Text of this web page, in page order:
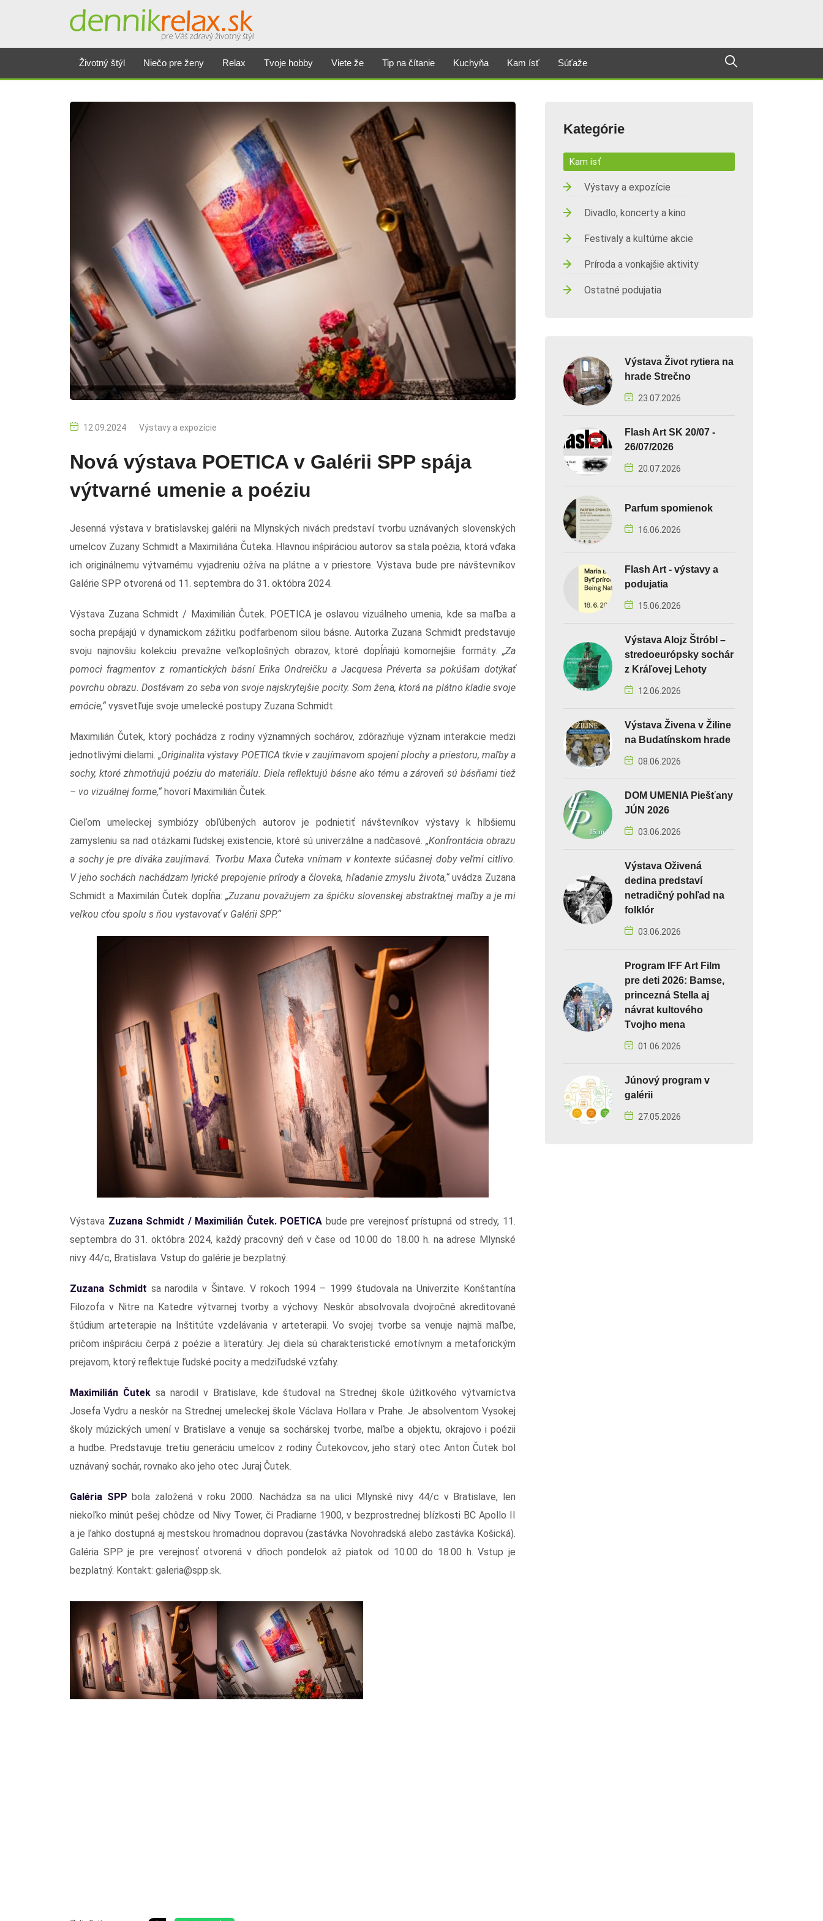
Životný štýl Niečo pre ženy Relax Tvoje hobby Viete že Tip na čítanie Kuchyňa Kam ísť Súťaže
12.09.2024 Výstavy a expozície
Nová výstava POETICA v Galérii SPP spája
výtvarné umenie a poéziu
Jesenná výstava v bratislavskej galérii na Mlynských nivách predstaví tvorbu uznávaných slovenských
umelcov Zuzany Schmidt a Maximiliána Čuteka. Hlavnou inšpiráciou autorov sa stala poézia, ktorá vďaka
ich originálnemu výtvarnému vyjadreniu ožíva na plátne a v priestore. Výstava bude pre návštevníkov
Galérie SPP otvorená od 11. septembra do 31. októbra 2024.
Výstava Zuzana Schmidt / Maximilián Čutek. POETICA je oslavou vizuálneho umenia, kde sa maľba a
socha prepájajú v dynamickom zážitku podfarbenom silou básne. Autorka Zuzana Schmidt predstavuje
svoju najnovšiu kolekciu prevažne veľkoplošných obrazov, ktoré dopĺňajú komornejšie formáty. „Za
pomoci fragmentov z romantických básní Erika Ondreičku a Jacquesa Préverta sa pokúšam dotýkať
povrchu obrazu. Dostávam zo seba von svoje najskrytejšie pocity. Som žena, ktorá na plátno kladie svoje
emócie,“vysvetľuje svoje umelecké postupy Zuzana Schmidt​.
Maximilián Čutek, ktorý pochádza z rodiny významných sochárov, zdôrazňuje význam interakcie medzi
jednotlivými dielami. „Originalita výstavy POETICA tkvie v zaujímavom spojení plochy a priestoru, maľby a
sochy, ktoré zhmotňujú poéziu do materiálu. Diela reflektujú básne ako tému a zároveň sú básňami tiež
– vo vizuálnej forme,“hovorí Maximilián Čutek.
Cieľom umeleckej symbiózy obľúbených autorov je podnietiť návštevníkov výstavy k hlbšiemu
zamysleniu sa nad otázkami ľudskej existencie, ktoré sú univerzálne a nadčasové.„Konfrontácia obrazu
a sochy je pre diváka zaujímavá. Tvorbu Maxa Čuteka vnímam v kontexte súčasnej doby veľmi citlivo.
V jeho sochách nachádzam lyrické prepojenie prírody a človeka, hľadanie zmyslu života,“uvádza Zuzana
Schmidt a Maximilán Čutek dopĺňa: „Zuzanu považujem za špičku slovenskej abstraktnej maľby a je mi
veľkou cťou spolu s ňou vystavovať v Galérii SPP.“
Výstava Zuzana Schmidt / Maximilián Čutek. POETICA bude pre verejnosť prístupná od stredy, 11.
septembra do 31. októbra 2024, každý pracovný deň v čase od 10.00 do 18.00 h. na adrese Mlynské
nivy 44/c, Bratislava. Vstup do galérie je bezplatný.
Zuzana Schmidt sa narodila v Šintave. V rokoch 1994 – 1999 študovala na Univerzite Konštantína
Filozofa v Nitre na Katedre výtvarnej tvorby a výchovy. Neskôr absolvovala dvojročné akreditované
štúdium arteterapie na Inštitúte vzdelávania v arteterapii. Vo svojej tvorbe sa venuje najmä maľbe,
pričom inšpiráciu čerpá z poézie a literatúry. Jej diela sú charakteristické emotívnym a metaforickým
prejavom, ktorý reflektuje ľudské pocity a medziľudské vzťahy.
Maximilián Čutek sa narodil v Bratislave, kde študoval na Strednej škole úžitkového výtvarníctva
Josefa Vydru a neskôr na Strednej umeleckej škole Václava Hollara v Prahe. Je absolventom Vysokej
školy múzických umení v Bratislave a venuje sa sochárskej tvorbe, maľbe a objektu, okrajovo i poézii
a hudbe. Predstavuje tretiu generáciu umelcov z rodiny Čutekovcov, jeho starý otec Anton Čutek bol
uznávaný sochár, rovnako ako jeho otec Juraj Čutek.
Galéria SPP bola založená v roku 2000. Nachádza sa na ulici Mlynské nivy 44/c v Bratislave, len
niekoľko minút pešej chôdze od Nivy Tower, či Pradiarne 1900, v bezprostrednej blízkosti BC Apollo II
a je ľahko dostupná aj mestskou hromadnou dopravou (zastávka Novohradská alebo zastávka Košická).
Galéria SPP je pre verejnosť otvorená v dňoch pondelok až piatok od 10.00 do 18.00 h. Vstup je
bezplatný. Kontakt: galeria@spp.sk.
Kategórie
Kam ísť
Výstavy a expozície
Divadlo, koncerty a kino
Festivaly a kultúrne akcie
Príroda a vonkajšie aktivity
Ostatné podujatia
Výstava Život rytiera na
hrade Strečno
23.07.2026
Flash Art SK 20/07 -
26/07/2026
20.07.2026
Parfum spomienok
16.06.2026
Flash Art - výstavy a
podujatia
15.06.2026
Výstava Alojz Štróbl –
stredoeurópsky sochár
z Kráľovej Lehoty
12.06.2026
Výstava Živena v Žiline
na Budatínskom hrade
08.06.2026
DOM UMENIA Piešťany
JÚN 2026
03.06.2026
Výstava Oživená
dedina predstaví
netradičný pohľad na
folklór
03.06.2026
Program IFF Art Film
pre deti 2026: Bamse,
princezná Stella aj
návrat kultového
Tvojho mena
01.06.2026
Júnový program v
galérii
27.05.2026